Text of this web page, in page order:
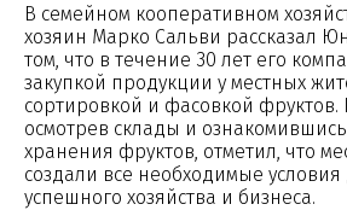
В семейном кооперативном
хозяин Марко Сальви рассказал
том, что в течение 30 лет его
закупкой продукции у местных
сортировкой и фасовкой фруктов.
осмотрев склады и
хранения фруктов, отметил, что
создали все необходимые
успешного хозяйства и бизнеса.